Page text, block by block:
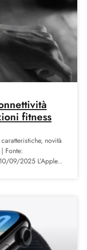
fitness
novità
Fonte:
09/2025 L’Apple